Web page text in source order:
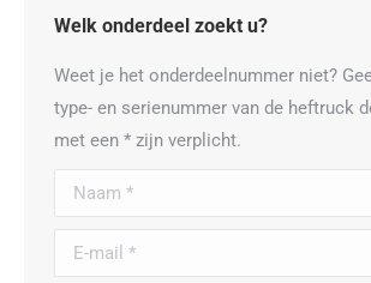
Welk onderdeel zoekt u?
Weet je het onderdeelnummer niet?
type- en serienummer van de heftruck
met een * zijn verplicht.
Naam *
E-mail *